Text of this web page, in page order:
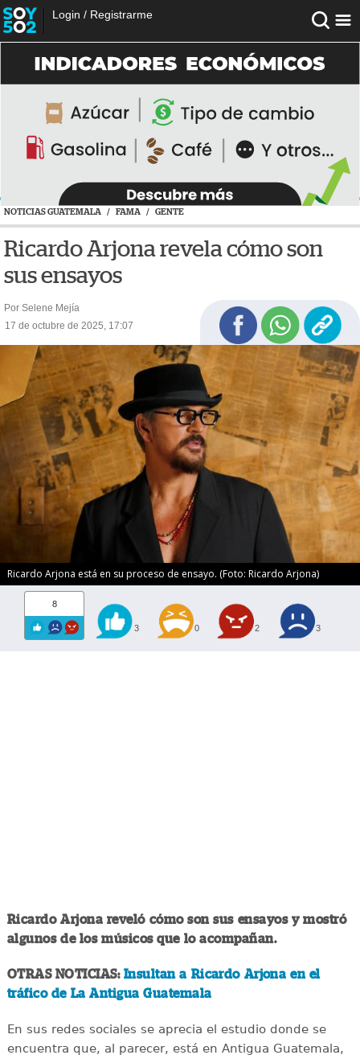
Login / Registrarme
NOTICIAS GUATEMALA / FAMA / GENTE
Ricardo Arjona revela cómo son
sus ensayos
Por Selene Mejía
17 de octubre de 2025, 17:07
Ricardo Arjona está en su proceso de ensayo. (Foto: Ricardo Arjona)
8
3 0 2 3
Ricardo Arjona reveló cómo son sus ensayos y mostró
algunos de los músicos que lo acompañan.
OTRAS NOTICIAS:Insultan a Ricardo Arjona en el
tráfico de La Antigua Guatemala
En sus redes sociales se aprecia el estudio donde se
encuentra que, al parecer, está en Antigua Guatemala,